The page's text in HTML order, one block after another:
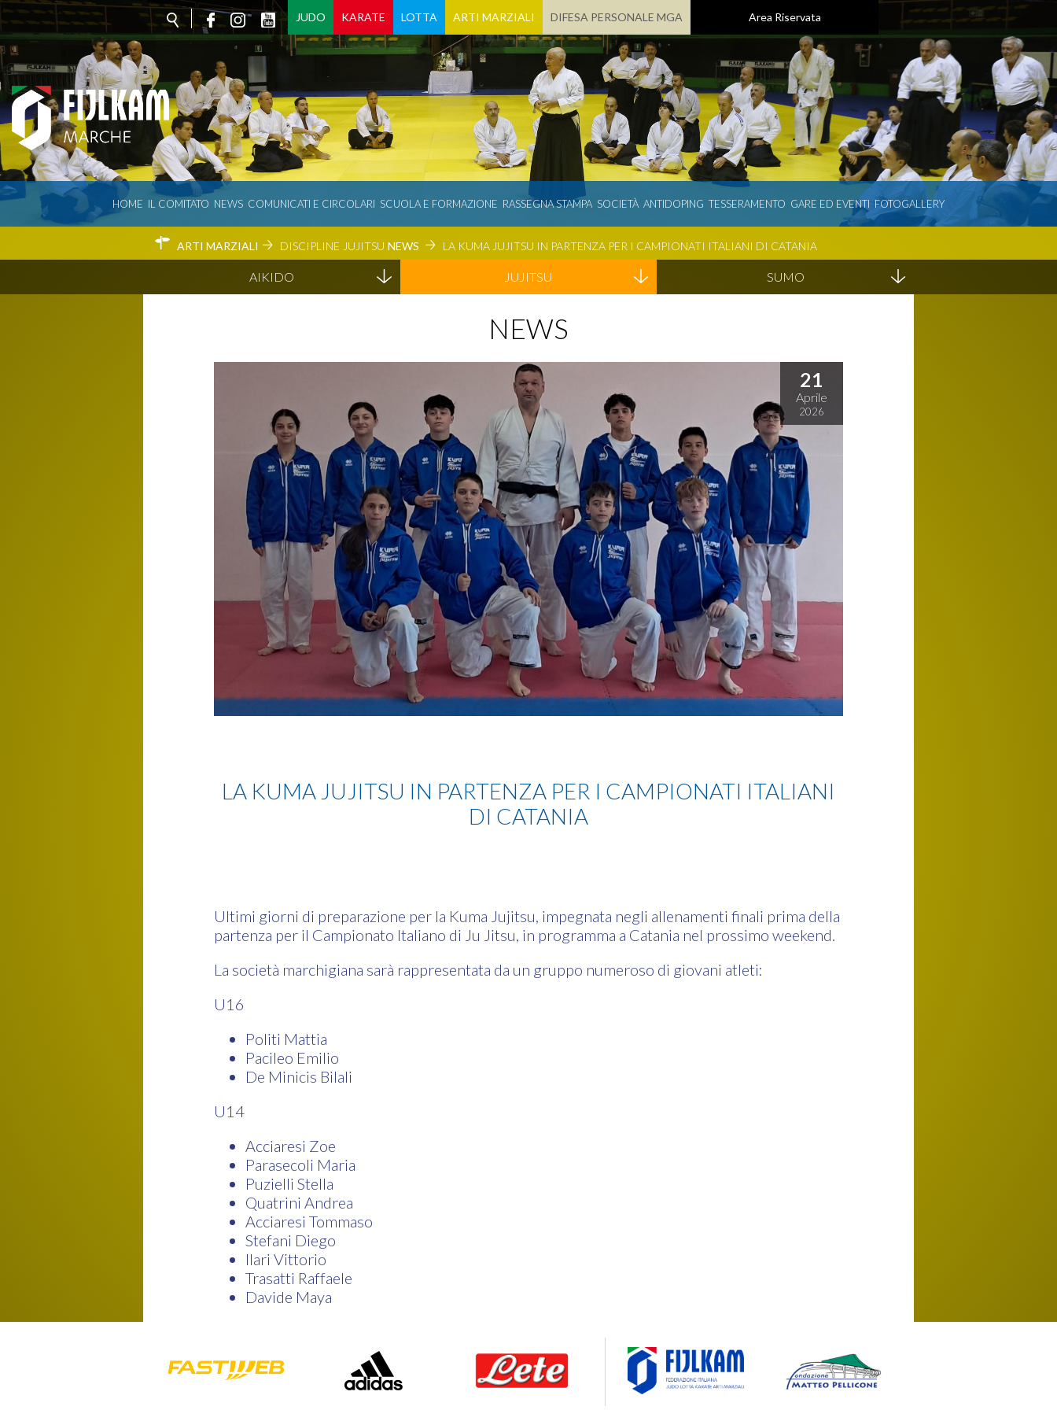
JUDO KARATE LOTTA ARTI MARZIALI DIFESA PERSONALE MGA Area Riservata
HOME IL COMITATO NEWS COMUNICATI E CIRCOLARI SCUOLA E FORMAZIONE RASSEGNA STAMPA SOCIETÀ ANTIDOPING TESSERAMENTO GARE ED EVENTI FOTOGALLERY
ARTI MARZIALI DISCIPLINE JUJITSU NEWS LA KUMA JUJITSU IN PARTENZA PER I CAMPIONATI ITALIANI DI CATANIA
AIKIDO JUJITSU SUMO
NEWS
21
Aprile
2026
LA KUMA JUJITSU IN PARTENZA PER I CAMPIONATI ITALIANI
DI CATANIA
Ultimi giorni di preparazione per la Kuma Jujitsu, impegnata negli allenamenti finali prima della
partenza per il Campionato Italiano di Ju Jitsu, in programma a Catania nel prossimo weekend.
La società marchigiana sarà rappresentata da un gruppo numeroso di giovani atleti:
U16
Politi Mattia
Pacileo Emilio
De Minicis Bilali
U14
Acciaresi Zoe
Parasecoli Maria
Puzielli Stella
Quatrini Andrea
Acciaresi Tommaso
Stefani Diego
Ilari Vittorio
Trasatti Raffaele
Davide Maya